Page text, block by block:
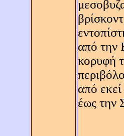
από την
κορυφή
από
έως την